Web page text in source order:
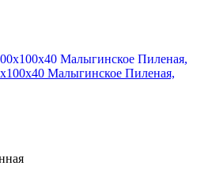
Малыгинское Пиленая,